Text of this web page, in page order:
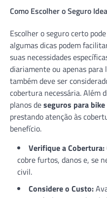
Como Escolher o Seguro
Escolher o seguro certo
algumas dicas podem
suas necessidades
diariamente ou apenas para
também deve ser
cobertura necessária. Além
planos deseguros para bike
prestando atenção às
benefício.
Verifique a Cobertura:
cobre furtos, danos e, se
civil.
Considere o Custo: